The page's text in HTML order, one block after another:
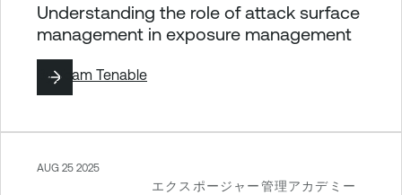
Understanding the role of attack surface
management in exposure management
ByTeam Tenable
エクスポージャー管理アカデミー
AUG 25 2025